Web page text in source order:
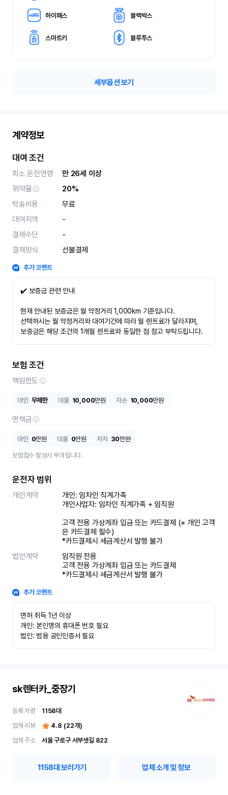
하이패스 블랙박스
스마트키 블루투스
세부옵션 보기
계약정보
대여 조건
최소 운전연령
만 26세 이상
위약율
20%
탁송비용
무료
대여지역
-
결제수단
-
결제방식
선불결제
추가 코멘트
✔️ 보증금 관련 안내
현재 안내된 보증금은 월 약정거리 1,000km 기준입니다.
선택하시는 월 약정거리와 대여기간에 따라 월 렌트료가 달라지며,
보증금은 해당 조건의 1개월 렌트료와 동일한 점 참고 부탁드립니다.
보험 조건
책임한도
대인 무제한 대물 10,000만원 자손 10,000만원
면책금
대인 0만원 대물 0만원 자차 30만원
보험접수 발생시 부과됩니다.
운전자 범위
개인계약
개인: 임차인 직계가족
개인사업자: 임차인 직계가족 + 임직원
고객 전용 가상계좌 입금 또는 카드결제 (※ 개인 고객
은 카드결제 필수)
*카드결제시 세금계산서 발행 불가
법인계약
임직원 전용
고객 전용 가상계좌 입금 또는 카드결제
*카드결제시 세금계산서 발행 불가
추가 코멘트
면허 취득 1년 이상
개인: 본인명의 휴대폰 번호 필요
법인: 범용 공인인증서 필요
sk렌터카_중장기
등록 차량 1158대
업체 리뷰
4.8 (22개)
업체 주소
서울 구로구 서부샛길 822
1158대 보러가기 업체 소개 및 정보